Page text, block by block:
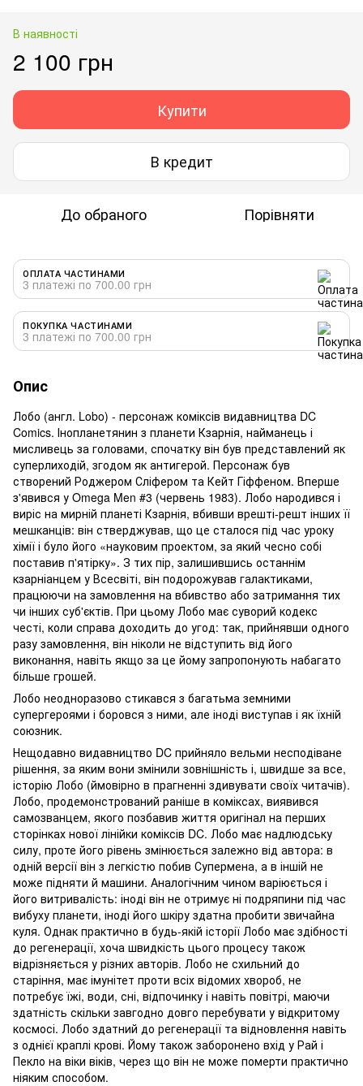
В наявності
2 100 грн
Купити
В кредит
До обраного Порівняти
ОПЛАТА ЧАСТИНАМИ
3 платежі по 700.00 грн
ПОКУПКА ЧАСТИНАМИ
3 платежі по 700.00 грн
Опис
Лобо (англ. Lobo) - персонаж коміксів видавництва DC
Comics. Інопланетянин з планети Кзарнія, найманець і
мисливець за головами, спочатку він був представлений як
суперлиходій, згодом як антигерой. Персонаж був
створений Роджером Сліфером та Кейт Гіффеном. Вперше
з'явився у Omega Men #3 (червень 1983). Лобо народився і
виріс на мирній планеті Кзарнія, вбивши врешті-решт інших її
мешканців: він стверджував, що це сталося під час уроку
хімії і було його «науковим проектом, за який чесно собі
поставив п'ятірку». З тих пір, залишившись останнім
кзарніанцем у Всесвіті, він подорожував галактиками,
працюючи на замовлення на вбивство або затримання тих
чи інших суб'єктів. При цьому Лобо має суворий кодекс
честі, коли справа доходить до угод: так, прийнявши одного
разу замовлення, він ніколи не відступить від його
виконання, навіть якщо за це йому запропонують набагато
більше грошей.
Лобо неодноразово стикався з багатьма земними
супергероями і боровся з ними, але іноді виступав і як їхній
союзник.
Нещодавно видавництво DC прийняло вельми несподіване
рішення, за яким вони змінили зовнішність і, швидше за все,
історію Лобо (ймовірно в прагненні здивувати своїх читачів).
Лобо, продемонстрований раніше в коміксах, виявився
самозванцем, якого позбавив життя оригінал на перших
сторінках нової лінійки коміксів DC. Лобо має надлюдську
силу, проте його рівень змінюється залежно від автора: в
одній версії він з легкістю побив Супермена, а в іншій не
може підняти й машини. Аналогічним чином варіюється і
його витривалість: іноді він не отримує ні подряпини під час
вибуху планети, іноді його шкіру здатна пробити звичайна
куля. Однак практично в будь-якій історії Лобо має здібності
до регенерації, хоча швидкість цього процесу також
відрізняється у різних авторів. Лобо не схильний до
старіння, має імунітет проти всіх відомих хвороб, не
потребує їжі, води, сні, відпочинку і навіть повітрі, маючи
здатність скільки завгодно довго перебувати у відкритому
космосі. Лобо здатний до регенерації та відновлення навіть
з однієї краплі крові. Йому також заборонено вхід у Рай і
Пекло на віки віків, через що він не може померти практично
ніяким способом.